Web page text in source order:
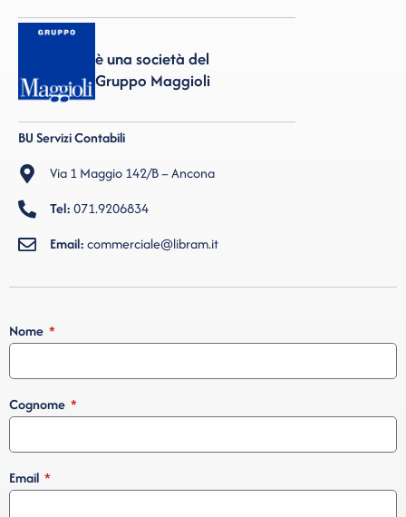
è una società del
Gruppo Maggioli
BU Servizi Contabili
Via 1 Maggio 142/B – Ancona
Tel:071.9206834
Email:commerciale@libram.it
Nome
Cognome
Email